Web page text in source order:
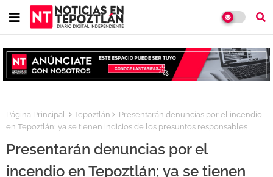
Página Principal Tepoztlán
Presentarán denuncias por el incendio
en Tepoztlán; ya se tienen indicios de los presuntos responsables
Presentarán denuncias por el
incendio en Tepoztlán; ya se tienen